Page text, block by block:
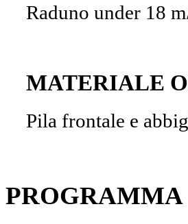
Raduno under 18
MATERIALE
Pila frontale e
PROGRAMMA